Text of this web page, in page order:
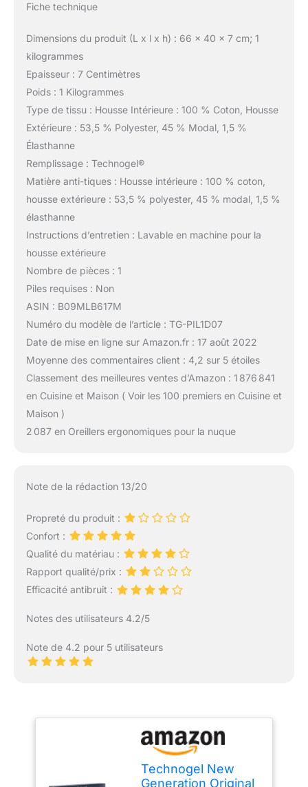
Fiche technique
Dimensions du produit (L x l x h) : 66 x 40 x 7 cm; 1
kilogrammes
Epaisseur : 7 Centimètres
Poids : 1 Kilogrammes
Type de tissu : Housse Intérieure : 100 % Coton, Housse
Extérieure : 53,5 % Polyester, 45 % Modal, 1,5 %
Élasthanne
Remplissage : Technogel®
Matière anti-tiques : Housse intérieure : 100 % coton,
housse extérieure : 53,5 % polyester, 45 % modal, 1,5 %
élasthanne
Instructions d’entretien : Lavable en machine pour la
housse extérieure
Nombre de pièces : 1
Piles requises : Non
ASIN : B09MLB617M
Numéro du modèle de l’article : TG-PIL1D07
Date de mise en ligne sur Amazon.fr : 17 août 2022
Moyenne des commentaires client : 4,2 sur 5 étoiles
Classement des meilleures ventes d’Amazon : 1 876 841
en Cuisine et Maison ( Voir les 100 premiers en Cuisine et
Maison )
2 087 en Oreillers ergonomiques pour la nuque
Note de la rédaction 13/20
Propreté du produit :
Confort :
Qualité du matériau :
Rapport qualité/prix :
Efficacité antibruit :
Notes des utilisateurs 4.2/5
Note de 4.2 pour 5 utilisateurs
Technogel New
Generation Original